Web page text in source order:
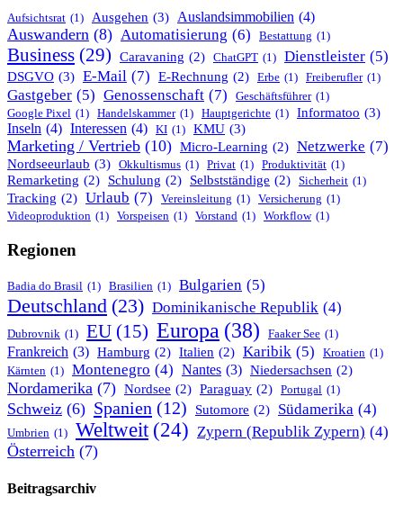
Aufsichtsrat (1) Ausgehen (3) Auslandsimmobilien (4)
Auswandern (8) Automatisierung (6) Bestattung (1)
Business (29) Caravaning (2) ChatGPT (1) Dienstleister (5)
DSGVO (3) E-Mail (7) E-Rechnung (2) Erbe (1) Freiberufler (1)
Gastgeber (5) Genossenschaft (7) Geschäftsführer (1)
Google Pixel (1) Handelskammer (1) Hauptgerichte (1) Informatoo (3)
Inseln (4) Interessen (4) KI (1) KMU (3)
Marketing / Vertrieb (10) Micro-Learning (2) Netzwerke (7)
Nordseeurlaub (3) Okkultismus (1) Privat (1) Produktivität (1)
Remarketing (2) Schulung (2) Selbstständige (2) Sicherheit (1)
Tracking (2) Urlaub (7) Vereinsleitung (1) Versicherung (1)
Videoproduktion (1) Vorspeisen (1) Vorstand (1) Workflow (1)
Regionen
Badia do Brasil (1) Brasilien (1) Bulgarien (5)
Deutschland (23) Dominikanische Republik (4)
Dubrovnik (1) EU (15) Europa (38) Faaker See (1)
Frankreich (3) Hamburg (2) Italien (2) Karibik (5) Kroatien (1)
Kärnten (1) Montenegro (4) Nantes (3) Niedersachsen (2)
Nordamerika (7) Nordsee (2) Paraguay (2) Portugal (1)
Schweiz (6) Spanien (12) Sutomore (2) Südamerika (4)
Umbrien (1) Weltweit (24) Zypern (Republik Zypern) (4)
Österreich (7)
Beitragsarchiv